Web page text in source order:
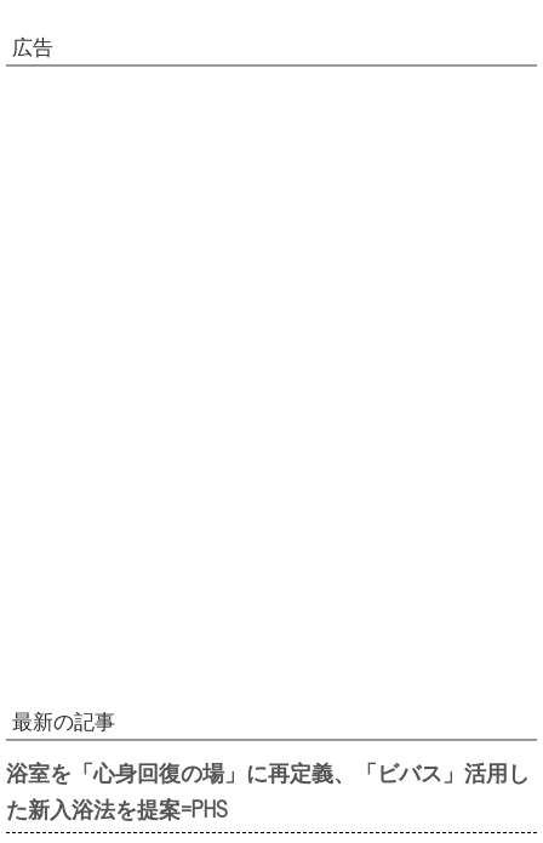
広告
最新の記事
浴室を「心身回復の場」に再定義、「ビバス」活用し
た新入浴法を提案=PHS